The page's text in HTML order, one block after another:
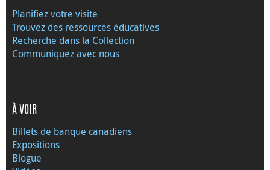
Planifiez votre visite
Trouvez des ressources éducatives
Recherche dans la Collection
Communiquez avec nous
À VOIR
Billets de banque canadiens
Expositions
Blogue